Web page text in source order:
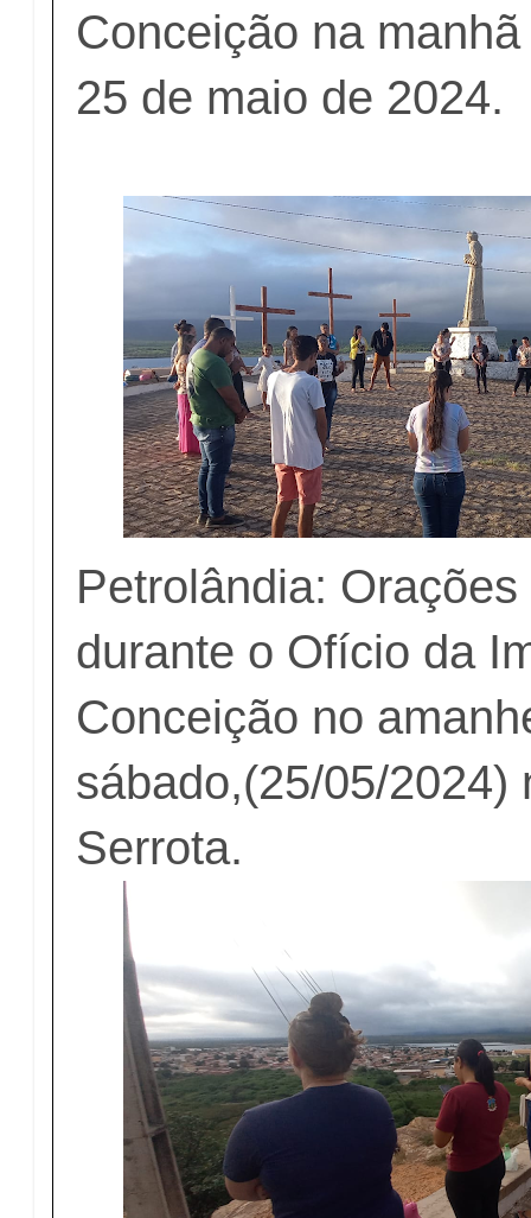
Conceição na
25 de maio de 2024.
Petrolândia:
durante o Ofício da
Conceição no
sábado,(25/05/2024)
Serrota.